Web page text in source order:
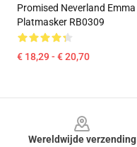
Promised Neverland Emma
Platmasker RB0309
€ 18,29 - € 20,70
Wereldwijde verzending